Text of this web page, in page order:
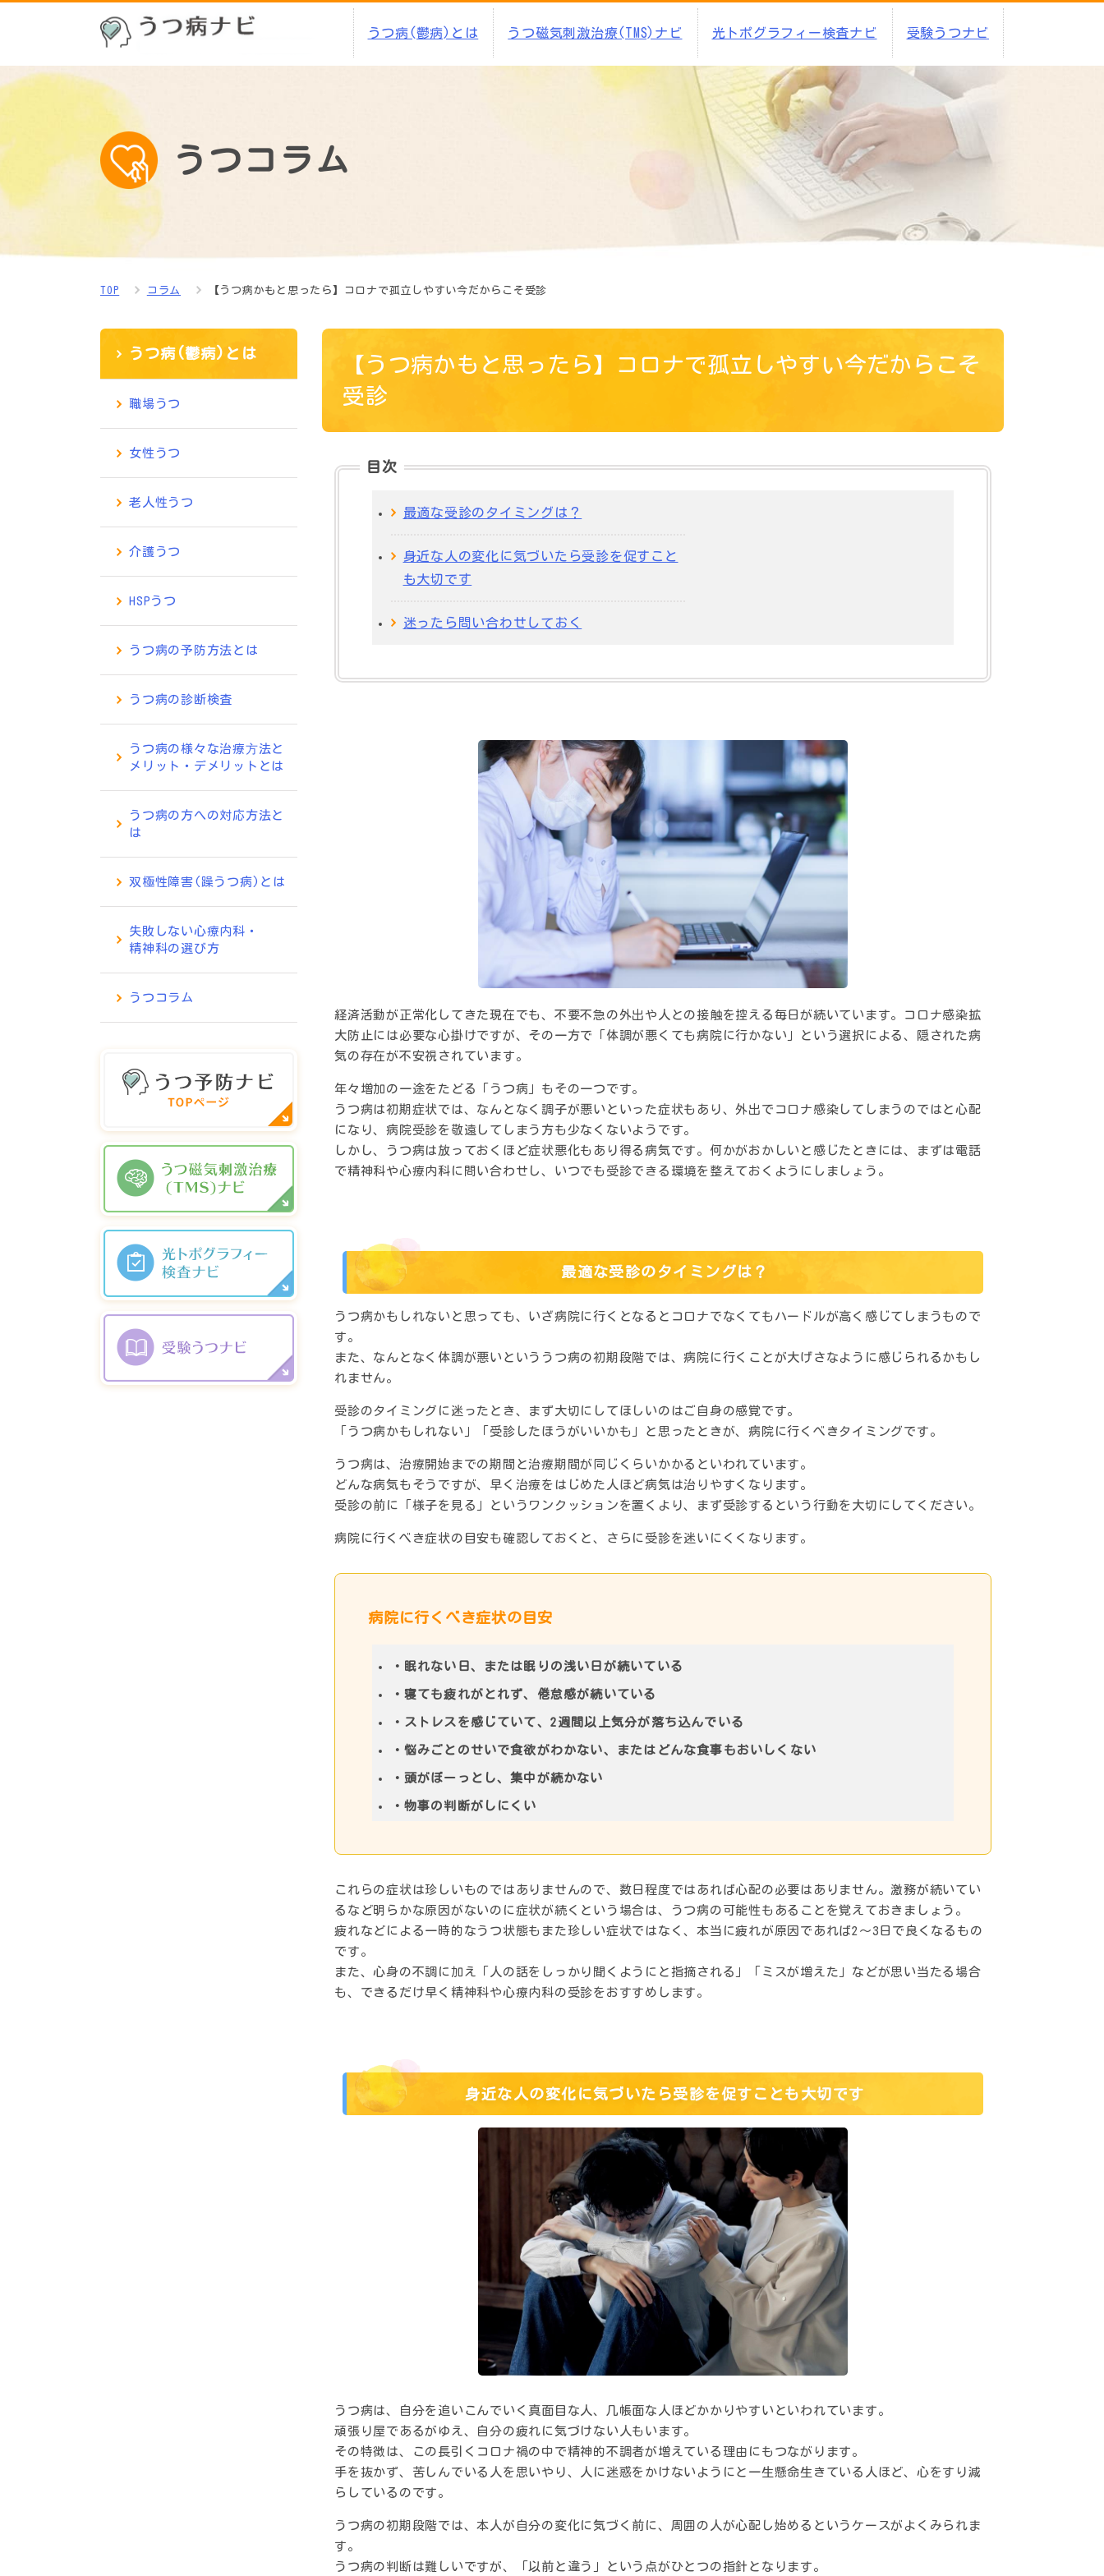
うつ病(鬱病)とは うつ磁気刺激治療(TMS)ナビ 光トポグラフィー検査ナビ 受験うつナビ
うつコラム
TOP コラム 【うつ病かもと思ったら】コロナで孤立しやすい今だからこそ受診
【うつ病かもと思ったら】コロナで孤立しやすい今だからこそ
受診
目次
最適な受診のタイミングは？
身近な人の変化に気づいたら受診を促すこと
も大切です
迷ったら問い合わせしておく
経済活動が正常化してきた現在でも、不要不急の外出や人との接触を控える毎日が続いています。コロナ感染拡
大防止には必要な心掛けですが、その一方で「体調が悪くても病院に行かない」という選択による、隠された病
気の存在が不安視されています。
年々増加の一途をたどる「うつ病」もその一つです。
うつ病は初期症状では、なんとなく調子が悪いといった症状もあり、外出でコロナ感染してしまうのではと心配
になり、病院受診を敬遠してしまう方も少なくないようです。
しかし、うつ病は放っておくほど症状悪化もあり得る病気です。何かがおかしいと感じたときには、まずは電話
で精神科や心療内科に問い合わせし、いつでも受診できる環境を整えておくようにしましょう。
最適な受診のタイミングは？
うつ病かもしれないと思っても、いざ病院に行くとなるとコロナでなくてもハードルが高く感じてしまうもので
す。
また、なんとなく体調が悪いといううつ病の初期段階では、病院に行くことが大げさなように感じられるかもし
れません。
受診のタイミングに迷ったとき、まず大切にしてほしいのはご自身の感覚です。
「うつ病かもしれない」「受診したほうがいいかも」と思ったときが、病院に行くべきタイミングです。
うつ病は、治療開始までの期間と治療期間が同じくらいかかるといわれています。
どんな病気もそうですが、早く治療をはじめた人ほど病気は治りやすくなります。
受診の前に「様子を見る」というワンクッションを置くより、まず受診するという行動を大切にしてください。
病院に行くべき症状の目安も確認しておくと、さらに受診を迷いにくくなります。
病院に行くべき症状の目安
・眠れない日、または眠りの浅い日が続いている
・寝ても疲れがとれず、倦怠感が続いている
・ストレスを感じていて、2週間以上気分が落ち込んでいる
・悩みごとのせいで食欲がわかない、またはどんな食事もおいしくない
・頭がぼーっとし、集中が続かない
・物事の判断がしにくい
これらの症状は珍しいものではありませんので、数日程度ではあれば心配の必要はありません。激務が続いてい
るなど明らかな原因がないのに症状が続くという場合は、うつ病の可能性もあることを覚えておきましょう。
疲れなどによる一時的なうつ状態もまた珍しい症状ではなく、本当に疲れが原因であれば2～3日で良くなるもの
です。
また、心身の不調に加え「人の話をしっかり聞くようにと指摘される」「ミスが増えた」などが思い当たる場合
も、できるだけ早く精神科や心療内科の受診をおすすめします。
身近な人の変化に気づいたら受診を促すことも大切です
うつ病は、自分を追いこんでいく真面目な人、几帳面な人ほどかかりやすいといわれています。
頑張り屋であるがゆえ、自分の疲れに気づけない人もいます。
その特徴は、この長引くコロナ禍の中で精神的不調者が増えている理由にもつながります。
手を抜かず、苦しんでいる人を思いやり、人に迷惑をかけないようにと一生懸命生きている人ほど、心をすり減
らしているのです。
うつ病の初期段階では、本人が自分の変化に気づく前に、周囲の人が心配し始めるというケースがよくみられま
す。
うつ病の判断は難しいですが、「以前と違う」という点がひとつの指針となります。
うつ病(鬱病)とは
職場うつ
女性うつ
老人性うつ
介護うつ
HSPうつ
うつ病の予防方法とは
うつ病の診断検査
うつ病の様々な治療⽅法と
メリット・デメリットとは
うつ病の方への対応方法と
は
双極性障害(躁うつ病)とは
失敗しない心療内科・
精神科の選び方
うつコラム